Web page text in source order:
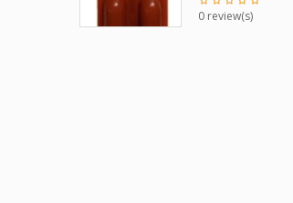
0 review(s)